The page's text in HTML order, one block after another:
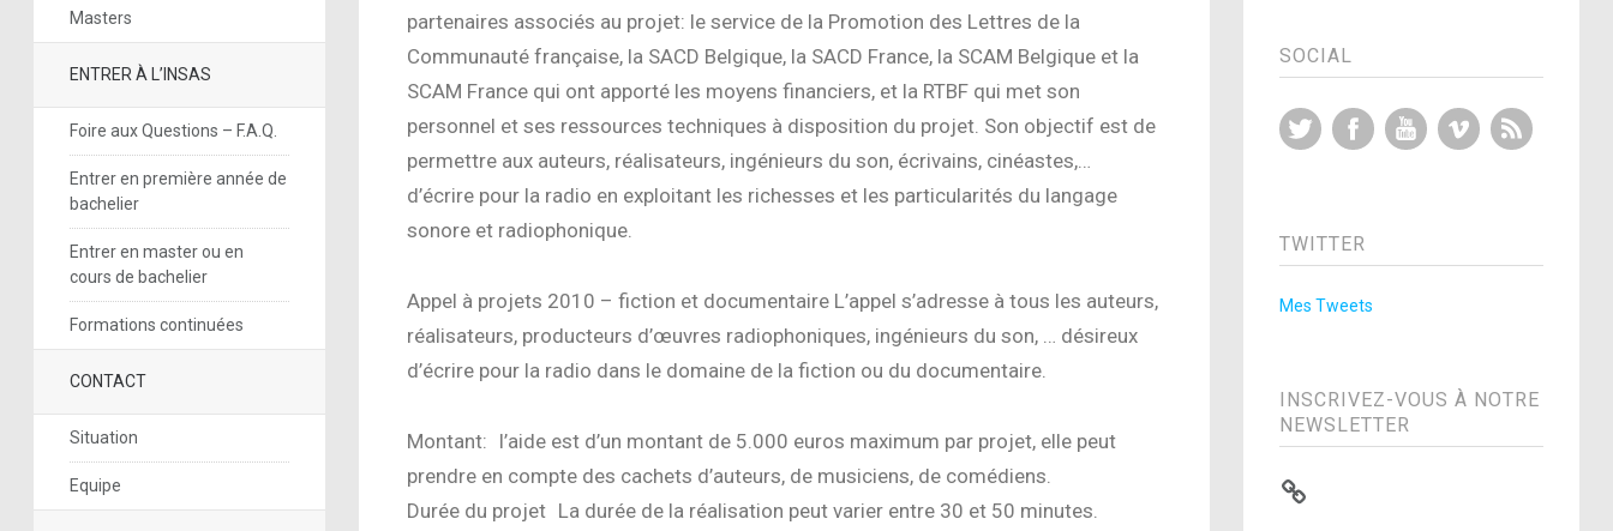
Masters
ENTRER À L’INSAS
Foire aux Questions – F.A.Q.
Entrer en première année de
bachelier
Entrer en master ou en
cours de bachelier
Formations continuées
CONTACT
Situation
Equipe
partenaires associés au projet: le service de la Promotion des Lettres de la
Communauté française, la SACD Belgique, la SACD France, la SCAM Belgique et la
SCAM France qui ont apporté les moyens financiers, et la RTBF qui met son
personnel et ses ressources techniques à disposition du projet. Son objectif est de
permettre aux auteurs, réalisateurs, ingénieurs du son, écrivains, cinéastes,…
d’écrire pour la radio en exploitant les richesses et les particularités du langage
sonore et radiophonique.
Appel à projets 2010 – fiction et documentaire L’appel s’adresse à tous les auteurs,
réalisateurs, producteurs d’œuvres radiophoniques, ingénieurs du son, … désireux
d’écrire pour la radio dans le domaine de la fiction ou du documentaire.
Montant: l’aide est d’un montant de 5.000 euros maximum par projet, elle peut
prendre en compte des cachets d’auteurs, de musiciens, de comédiens.
Durée du projet La durée de la réalisation peut varier entre 30 et 50 minutes.
SOCIAL
Twitter FacebookYouTubeVimeo
TWITTER
Mes Tweets
INSCRIVEZ-VOUS À NOTRE
NEWSLETTER